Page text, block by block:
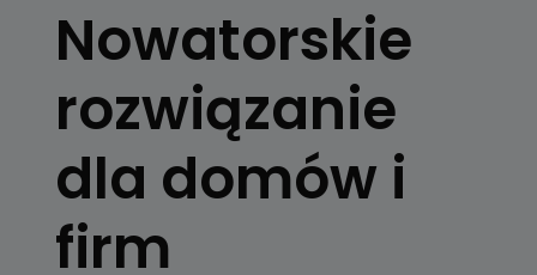
Skorzystaj z
Zobacz
Nowatorskie
rozwiązanie
dla domów i
firm